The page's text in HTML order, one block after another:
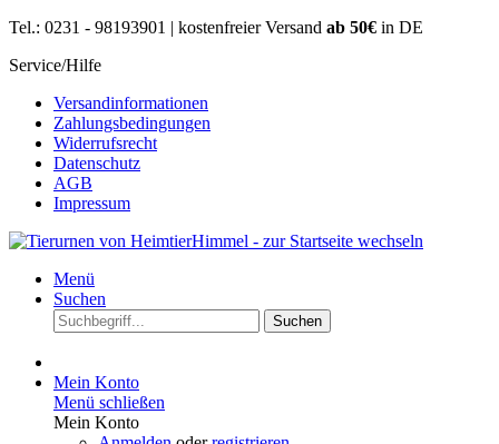
Tel.: 0231 - 98193901 | kostenfreier Versand ab 50€ in DE
Service/Hilfe
Versandinformationen
Zahlungsbedingungen
Widerrufsrecht
Datenschutz
AGB
Impressum
Menü
Suchen
Suchen
Mein Konto
Menü schließen
Mein Konto